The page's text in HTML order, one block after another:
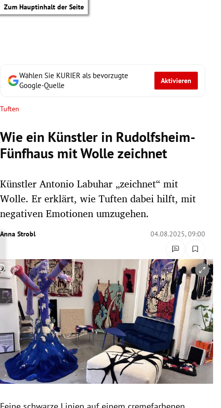
Zum Hauptinhalt der Seite
Untermenü
Untermenü
Untermenü
Untermenü
Untermenü
Untermenü
Untermenü
Wählen Sie KURIER als bevorzugte
Google-Quelle
Aktivieren
Tuften
Wie ein Künstler in Rudolfsheim-
Fünfhaus mit Wolle zeichnet
Künstler Antonio Labuhar „zeichnet“ mit
Wolle. Er erklärt, wie Tuften dabei hilft, mit
negativen Emotionen umzugehen.
Anna Strobl 04.08.2025, 09:00
Copyright-Hinweis öffnen/schließen